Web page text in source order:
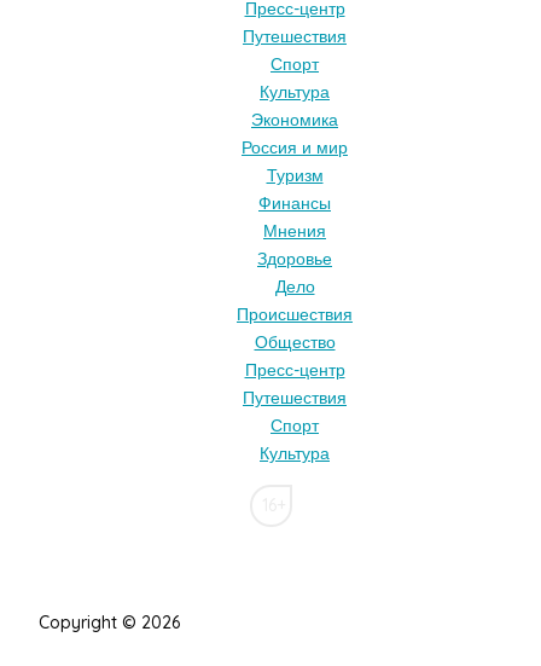
Пресс-центр
Путешествия
Спорт
Культура
Экономика
Россия и мир
Туризм
Финансы
Мнения
Здоровье
Дело
Происшествия
Общество
Пресс-центр
Путешествия
Спорт
Культура
Copyright © 2026